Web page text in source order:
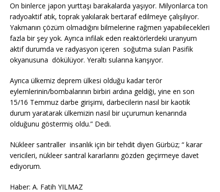
On binlerce japon yurttaşı barakalarda yaşıyor. Milyonlarca ton
radyoaktif atık, toprak yakılarak bertaraf edilmeye çalışılıyor.
Yakmanın çözüm olmadığını bilmelerine rağmen yapabilecekleri
fazla bir şey yok. Ayrıca infilak eden reaktörlerdeki uranyum
aktif durumda ve radyasyon içeren soğutma suları Pasifik
okyanusuna dökülüyor. Yeraltı sularına karışıyor.
Ayrıca ülkemiz deprem ülkesi olduğu kadar terör
eylemlerinin/bombalarının birbiri ardına geldiği, yine en son
15/16 Temmuz darbe girişimi, darbecilerin nasıl bir kaotik
durum yaratarak ülkemizin nasıl bir uçurumun kenarında
olduğunu göstermiş oldu.” Dedi.
Nükleer santraller insanlık için bir tehdit diyen Gürbüz; “ karar
vericileri, nükleer santral kararlarını gözden geçirmeye davet
ediyorum.
Haber: A. Fatih YILMAZ